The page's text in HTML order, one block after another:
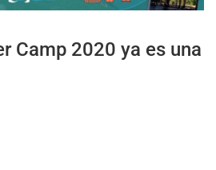
Camp 2020 ya es una